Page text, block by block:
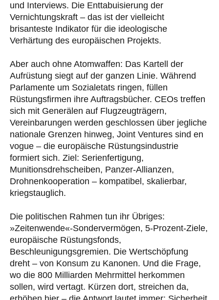
und Interviews. Die Enttabuisierung der
Vernichtungskraft – das ist der vielleicht
brisanteste Indikator für die ideologische
Verhärtung des europäischen Projekts.
Aber auch ohne Atomwaffen: Das Kartell der
Aufrüstung siegt auf der ganzen Linie. Während
Parlamente um Sozialetats ringen, füllen
Rüstungsfirmen ihre Auftragsbücher. CEOs treffen
sich mit Generälen auf Flugzeugträgern,
Vereinbarungen werden geschlossen über jegliche
nationale Grenzen hinweg, Joint Ventures sind en
vogue – die europäische Rüstungsindustrie
formiert sich. Ziel: Serienfertigung,
Munitionsdrehscheiben, Panzer-Allianzen,
Drohnenkooperation – kompatibel, skalierbar,
kriegstauglich.
Die politischen Rahmen tun ihr Übriges:
»Zeitenwende«-Sondervermögen, 5-Prozent-Ziele,
europäische Rüstungsfonds,
Beschleunigungsgremien. Die Wertschöpfung
dreht – von Konsum zu Kanonen. Und die Frage,
wo die 800 Milliarden Mehrmittel herkommen
sollen, wird vertagt. Kürzen dort, streichen da,